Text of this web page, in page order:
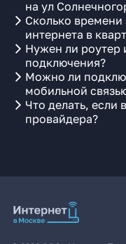
на ул
Сколько
интернета в
Нужен ли роутер
подключения?
Можно ли
мобильной
Что делать, если
провайдера?